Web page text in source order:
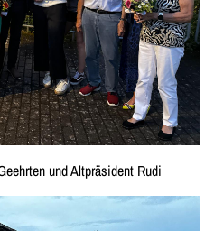
und Altpräsident Rudi